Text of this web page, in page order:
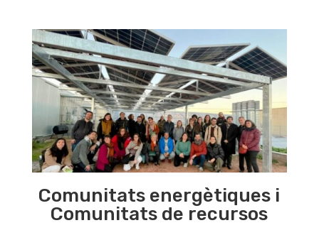
Comunitats energètiques i
Comunitats de recursos